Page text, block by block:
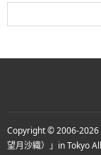
Copyright © 2006-2026
望月沙織）」in Tokyo